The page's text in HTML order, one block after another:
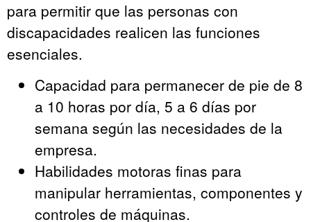
para permitir que las personas con
discapacidades realicen las funciones
esenciales.
Capacidad para permanecer de pie de 8
a 10 horas por día, 5 a 6 días por
semana según las necesidades de la
empresa.
Habilidades motoras finas para
manipular herramientas, componentes y
controles de máquinas.